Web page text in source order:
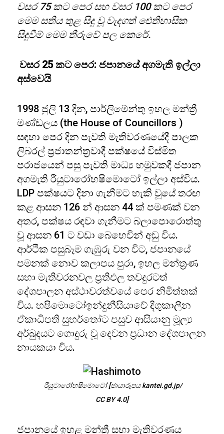
වසර 75 කට පෙර සහ වසර 100 කට පෙර
මෙම සතිය තුළ සිදු වූ වැදගත් ඓතිහාසික
සිදුවීම් මෙම තීරුවේ පල කෙරේ.
වසර 25කට පෙර: ජපානයේ අගමැති ඉල්ලා
අස්වෙයි
1998 ජුලි 13 දින, පාර්ලිමේන්තු ඉහල මන්ත්‍රී
මණ්ඩලය (the House of Councillors )
සඳහා පෙර දින පැවති මැතිවරණයේදී පාලක
ලිබරල් ප්‍රජාතන්ත්‍රවාදී පක්ෂයේ විස්මිත
පරාජයෙන් පසු පැවති මාධ්‍ය හමුවකදී ජපාන
අගමැති රීයුටාරෝහෂිමොටෝ ඉල්ලා අස්විය.
LDP පක්ෂයට දිනා ගැනීමට හැකි වූයේ තරඟ
කළ ආසන 126 න් ආසන 44 ක් පමණක් වන
අතර, පක්ෂය රඳවා ගැනීමට බලාපොරොත්තු
වූ ආසන 61 ට වඩා බෙහෙවින් අඩු විය.
ආර්ථික පසුබෑම ගැඹුරු වන විට, ජපානයේ
පමනක් නොව කලාපය පුරා, ඉහල මන්ත්‍රණ
සභා මැතිවරනවල ප්‍රතිඵල තවදුරටත්
දේශපාලන අස්ථාවරත්වයේ පෙර නිමිත්තක්
විය. හෂිමොටෝඉන්දුනීසියාවේ දිගුකාලීන
ඒකාධිපති සුහර්තෝට පසුව ආසියානු මූල්‍ය
අර්බුදයට ගොදුරු වූ දෙවන ප්‍රධාන දේශපාලන
නායකයා විය.
රීයුටාරෝහෂිමොටෝ [ඡායාරූපය kantei.gd.jp/
CC BY 4.0]
ජපානයේ ඉහළ මන්ත්‍රී සභා මැතිවරණය